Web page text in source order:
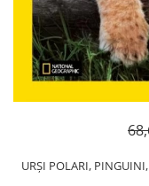
URŞI POLARI,